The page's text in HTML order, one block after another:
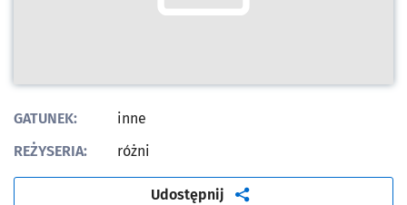
GATUNEK:
inne
REŻYSERIA:
różni
Udostępnij artykuł